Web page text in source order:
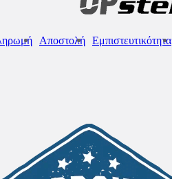
Αποστολή Εμπιστευτικότητα